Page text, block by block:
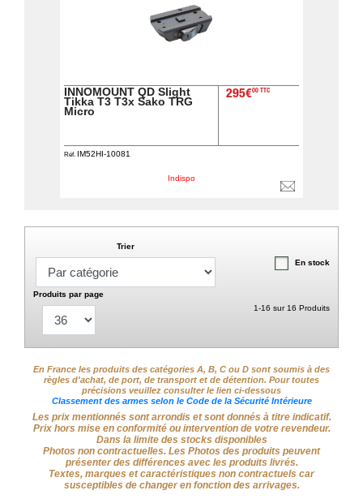
INNOMOUNT QD Slight
Tikka T3 T3x Sako TRG
Micro
Indispo
295€00 TTC
Réf. IM52HI-10081
Trier
En stock
Produits par page
1-16 sur 16 Produits
En France les produits des catégories A, B, C ou D sont soumis à des
règles d'achat, de port, de transport et de détention. Pour toutes
précisions veuillez consulter le lien ci-dessous
Classement des armes selon le Code de la Sécurité Intérieure
Les prix mentionnés sont arrondis et sont donnés à titre indicatif.
Prix hors mise en conformité ou intervention de votre revendeur.
Dans la limite des stocks disponibles
Photos non contractuelles. Les Photos des produits peuvent
présenter des différences avec les produits livrés.
Textes, marques et caractéristiques non contractuels car
susceptibles de changer en fonction des arrivages.